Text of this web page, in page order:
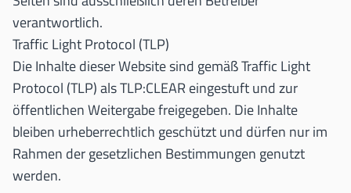
verantwortlich.
Traffic Light Protocol (TLP)
Die Inhalte dieser Website sind gemäß Traffic Light
Protocol (TLP) als TLP:CLEAR eingestuft und zur
öffentlichen Weitergabe freigegeben. Die Inhalte
bleiben urheberrechtlich geschützt und dürfen nur im
Rahmen der gesetzlichen Bestimmungen genutzt
werden.